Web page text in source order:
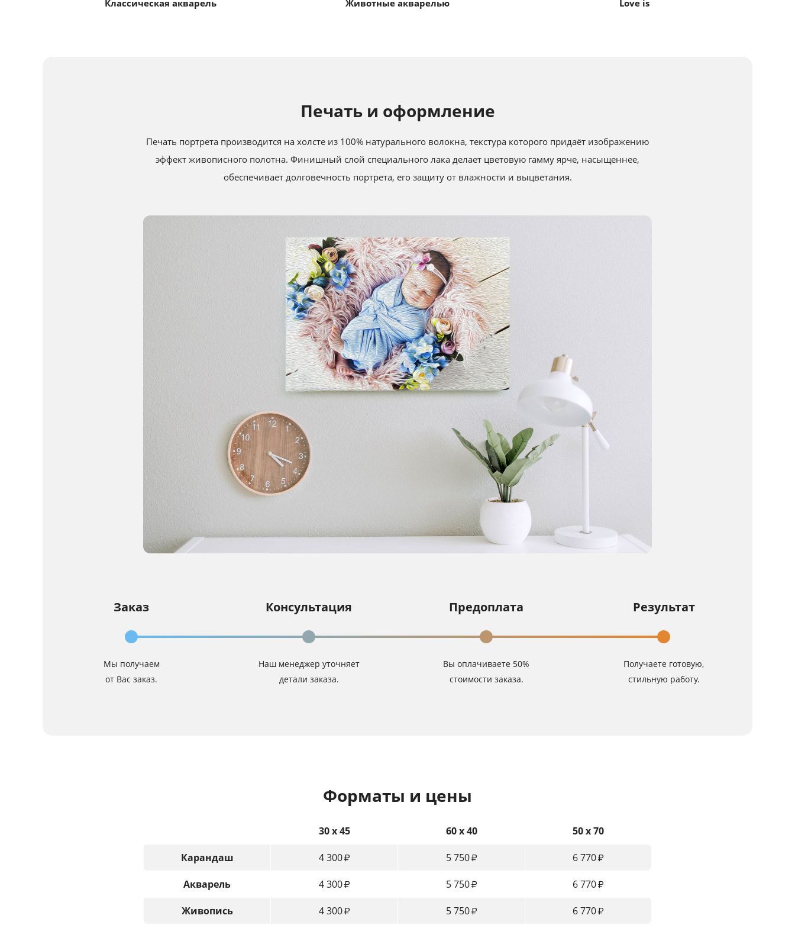
Классическая акварель Животные акварелью Love is
Печать и оформление
Печать портрета производится на холсте из 100% натурального волокна, текстура которого придаёт изображению
эффект живописного полотна. Финишный слой специального лака делает цветовую гамму ярче, насыщеннее,
обеспечивает долговечность портрета, его защиту от влажности и выцветания.
Заказ
Мы получаем
от Вас заказ.
Консультация
Наш менеджер уточняет
детали заказа.
Предоплата
Вы оплачиваете 50%
стоимости заказа.
Результат
Получаете готовую,
стильную работу.
Форматы и цены
30 x 45 60 x 40 50 x 70
Карандаш 4 300₽ 5 750₽ 6 770₽
Акварель 4 300₽ 5 750₽ 6 770₽
Живопись 4 300₽ 5 750₽ 6 770₽